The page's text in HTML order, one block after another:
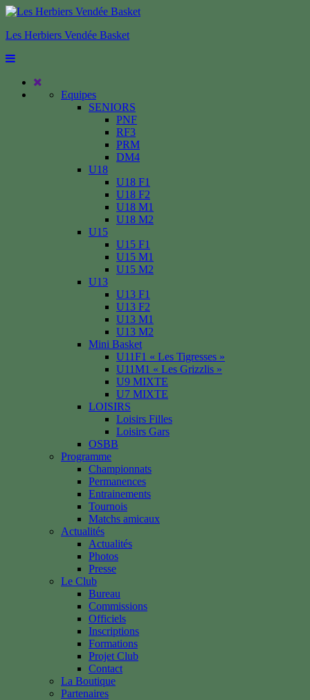
Les Herbiers Vendée Basket
Equipes
SENIORS
PNF
RF3
PRM
DM4
U18
U18 F1
U18 F2
U18 M1
U18 M2
U15
U15 F1
U15 M1
U15 M2
U13
U13 F1
U13 F2
U13 M1
U13 M2
Mini Basket
U11F1 « Les Tigresses »
U11M1 « Les Grizzlis »
U9 MIXTE
U7 MIXTE
LOISIRS
Loisirs Filles
Loisirs Gars
OSBB
Programme
Championnats
Permanences
Entrainements
Tournois
Matchs amicaux
Actualités
Actualités
Photos
Presse
Le Club
Bureau
Commissions
Officiels
Inscriptions
Formations
Projet Club
Contact
La Boutique
Partenaires